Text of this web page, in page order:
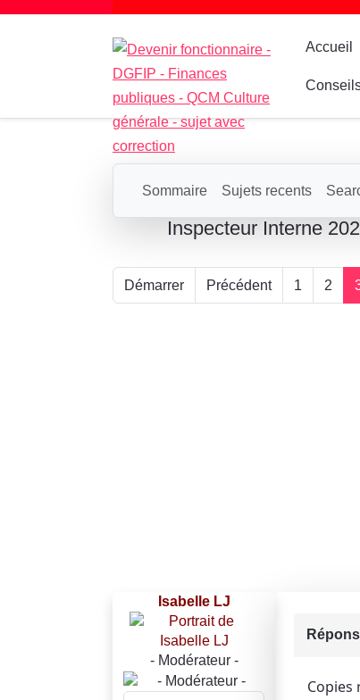
Accueil
Sommaire Sujets recents
Inspecteur Interne
Démarrer Précédent 1 2
Isabelle LJ
- Modérateur -
Copies